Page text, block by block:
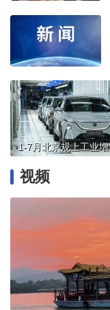
视频